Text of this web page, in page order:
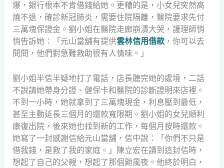
爆，銀行根本不肯借錢給她。更糟的是，小女兒突然高
燒不退，確診新冠肺炎，需要住院隔離，醫院要求先付
三萬塊保證金。劉小姐在醫院走廊崩潰大哭，護理師悄
悄告訴她：「元山當舖有提供雲林信用借款，你可以去
問問，他們對急難救助很有人情味。」
劉小姐半信半疑地打了電話，店長聽完她的處境，二話
不說請她帶身分證、健保卡和醫院的診斷證明來店裡。
不到一小時，她就拿到了三萬塊現金，利息壓到最低，
甚至主動延長三個月的還款寬限期。劉小姐的女兒順利
康復出院，後來她也找到新的工作，每個月按時還款。
她寫了一封感謝信給元山當舖，信中說：「你們不只是
借我錢，是救了我的家庭。」陳立宏在讀到這封信時，
想起了自己的父親，想起了那個颱風夜。他終於明白，